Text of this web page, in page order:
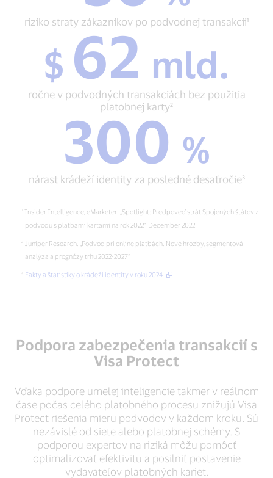
straty
zákazníkov
po
podvodnej
transakcii¹
riziko straty zákazníkov po podvodnej transakcii¹
$
62
ročne
podvodných
transakciách
bez
použitia
platobnej
karty²
$ 62 mld.
ročne v podvodných transakciách bez použitia
platobnej karty²
300
%
nárast
krádeží
identity
za
desaťročie³
300 %
nárast krádeží identity za posledné desaťročie³
Insider Intelligence, eMarketer. „Spotlight: Predpoveď strát Spojených štátov z
podvodu s platbami kartami na rok 2022“. December 2022.
Juniper Research. „Podvod pri online platbách. Nové hrozby, segmentová
analýza a prognózy trhu 2022-2027“.
Fakty a štatistiky o krádeži identity v roku 2024
Podpora zabezpečenia transakcií s
Visa Protect
Vďaka podpore umelej inteligencie takmer v reálnom
čase počas celého platobného procesu znižujú Visa
Protect riešenia mieru podvodov v každom kroku. Sú
nezávislé od siete alebo platobnej schémy. S
podporou expertov na riziká môžu pomôcť
optimalizovať efektivitu a posilniť postavenie
vydavateľov platobných kariet.